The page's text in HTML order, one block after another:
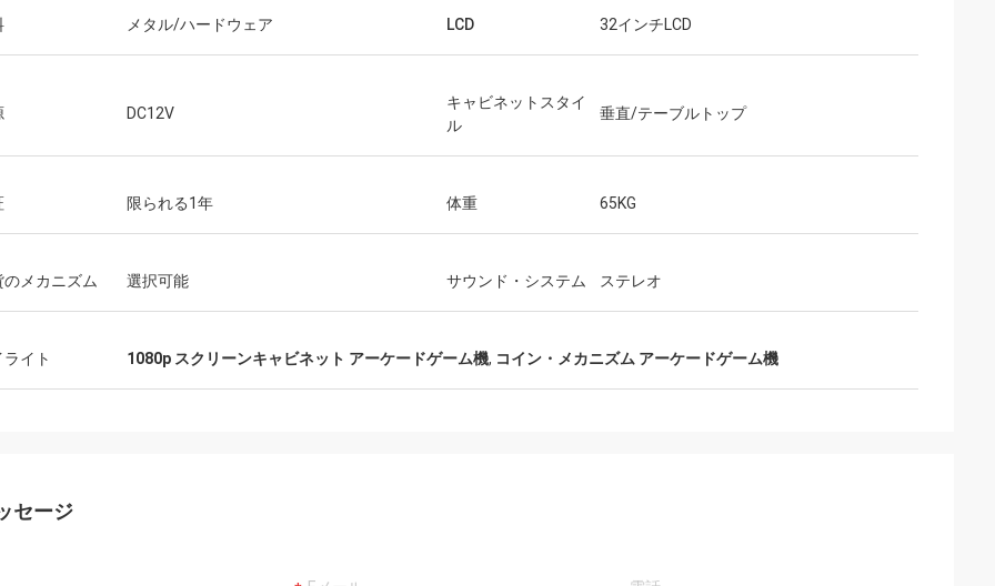
メタル/ハードウェア LCD 32インチLCD
DC12V
キャビネットスタイ
ル
垂直/テーブルトップ
限られる1年 体重 65KG
のメカニズム 選択可能 サウンド・システム ステレオ
イト 1080p スクリーンキャビネット アーケードゲーム機, コイン・メカニズム アーケードゲーム機
セージ